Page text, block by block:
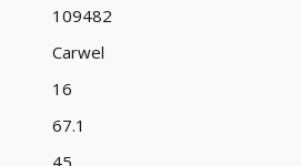
109482
Carwel
16
67.1
45